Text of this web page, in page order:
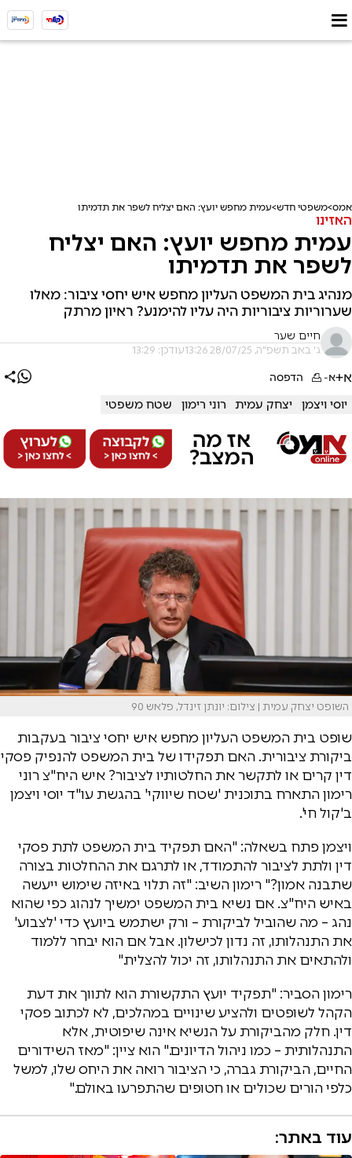
אמס משפטי חדש עמית מחפש יועץ: האם יצליח לשפר את תדמיתו
האזינו
עמית מחפש יועץ: האם יצליח
לשפר את תדמיתו
מנהיג בית המשפט העליון מחפש איש יחסי ציבור: מאלו
שערוריות ציבוריות היה עליו להימנע? ראיון מרתק
חיים שער
ג' באב תשפ"ה, 28/07/25 13:26 עודכן: 13:29
א+א- הדפסה
יוסי ויצמן יצחק עמית רוני רימון שטח משפטי
השופט יצחק עמית | צילום: יונתן זינדל, פלאש 90
שופט בית המשפט העליון מחפש איש יחסי ציבור בעקבות
ביקורת ציבורית. האם תפקידו של בית המשפט להנפיק פסקי
דין קרים או לתקשר את החלטותיו לציבור? איש היח"צ רוני
רימון התארח בתוכנית 'שטח שיווקי' בהגשת עו"ד יוסי ויצמן
ב'קול חי'.
ויצמן פתח בשאלה: "האם תפקיד בית המשפט לתת פסקי
דין ולתת לציבור להתמודד, או לתרגם את ההחלטות בצורה
שתבנה אמון?" רימון השיב: "זה תלוי באיזה שימוש ייעשה
באיש היח"צ. אם נשיא בית המשפט ימשיך לנהוג כפי שהוא
נהג – מה שהוביל לביקורת – ורק ישתמש ביועץ כדי 'לצבוע'
את התנהלותו, זה נדון לכישלון. אבל אם הוא יבחר ללמוד
ולהתאים את התנהלותו, זה יכול להצליח."
רימון הסביר: "תפקיד יועץ התקשורת הוא לתווך את דעת
הקהל לשופטים ולהציע שינויים במהלכים, לא לכתוב פסקי
דין. חלק מהביקורת על הנשיא אינה שיפוטית, אלא
התנהלותית – כמו ניהול הדיונים." הוא ציין: "מאז השידורים
החיים, הביקורת גברה, כי הציבור רואה את היחס שלו, למשל
כלפי הורים שכולים או חטופים שהתפרעו באולם."
עוד באתר: